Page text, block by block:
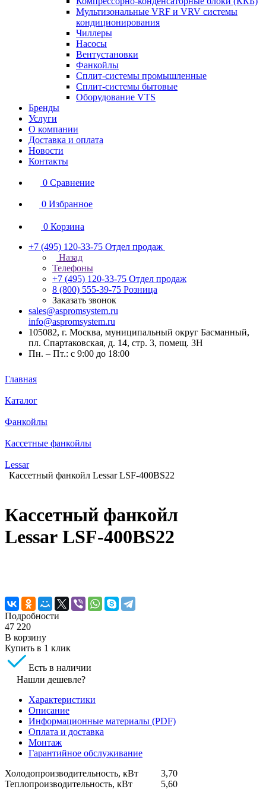
Мультизональные VRF и VRV системы
кондиционирования
Чиллеры
Насосы
Вентустановки
Фанкойлы
Сплит-системы промышленные
Сплит-системы бытовые
Оборудование VTS
Бренды
Услуги
О компании
Доставка и оплата
Новости
Контакты
0 Сравнение
0 Избранное
0 Корзина
+7 (495) 120-33-75 Отдел продаж
Назад
Телефоны
+7 (495) 120-33-75 Отдел продаж
8 (800) 555-39-75 Розница
Заказать звонок
sales@aspromsystem.ru
info@aspromsystem.ru
105082, г. Москва, муниципальный округ Басманный,
пл. Спартаковская, д. 14, стр. 3, помещ. 3Н
Пн. – Пт.: с 9:00 до 18:00
Главная
Каталог
Фанкойлы
Кассетные фанкойлы
Lessar
Кассетный фанкойл Lessar LSF-400BS22
Кассетный фанкойл
Lessar LSF-400BS22
Подробности
47 220
В корзину
Купить в 1 клик
Есть в наличии
Нашли дешевле?
Характеристики
Описание
Информационные материалы (PDF)
Оплата и доставка
Монтаж
Гарантийное обслуживание
Холодопроизводительность, кВт
3,70
Теплопроизводительность, кВт
5,60